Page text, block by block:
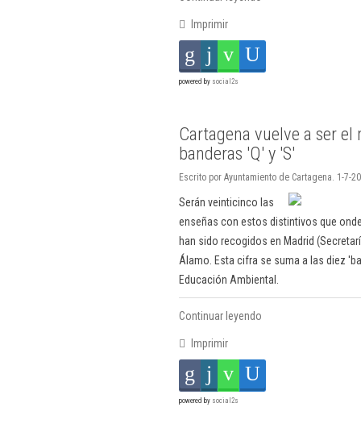
Imprimir
powered by social2s
Cartagena vuelve a ser
banderas 'Q' y 'S'
Escrito por Ayuntamiento de Cartagena. 1-7-
Serán veinticinco las
enseñas con estos distintivos que
han sido recogidos en Madrid
Álamo. Esta cifra se suma a las diez
Educación Ambiental.
Continuar leyendo
Imprimir
powered by social2s